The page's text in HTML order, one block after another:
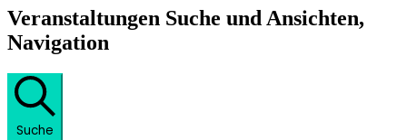
Veranstaltungen
Veranstaltungen Suche und Ansichten,
Navigation
Suche